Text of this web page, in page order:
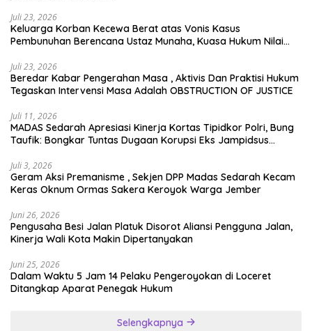
Juli 23, 2026
Keluarga Korban Kecewa Berat atas Vonis Kasus
Pembunuhan Berencana Ustaz Munaha, Kuasa Hukum Nilai
Juli 23, 2026
Beredar Kabar Pengerahan Masa , Aktivis Dan Praktisi Hukum
Tegaskan Intervensi Masa Adalah OBSTRUCTION OF JUSTICE
Juli 11, 2026
MADAS Sedarah Apresiasi Kinerja Kortas Tipidkor Polri, Bung
Taufik: Bongkar Tuntas Dugaan Korupsi Eks Jampidsus
Juli 3, 2026
Geram Aksi Premanisme , Sekjen DPP Madas Sedarah Kecam
Keras Oknum Ormas Sakera Keroyok Warga Jember
Juni 26, 2026
Pengusaha Besi Jalan Platuk Disorot Aliansi Pengguna Jalan,
Kinerja Wali Kota Makin Dipertanyakan
Juni 25, 2026
Dalam Waktu 5 Jam 14 Pelaku Pengeroyokan di Loceret
Ditangkap Aparat Penegak Hukum
Selengkapnya